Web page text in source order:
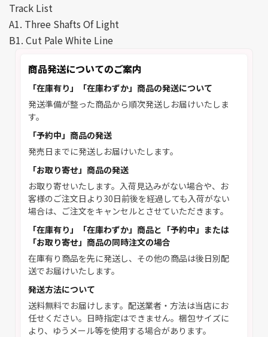
Track List
A1. Three Shafts Of Light
B1. Cut Pale White Line
商品発送についてのご案内
「在庫有り」「在庫わずか」商品の発送について
発送準備が整った商品から順次発送しお届けいたしま
す。
「予約中」商品の発送
発売日までに発送しお届けいたします。
「お取り寄せ」商品の発送
お取り寄せいたします。入荷見込みがない場合や、お
客様のご注文日より30日前後を経過しても入荷がない
場合は、ご注文をキャンセルとさせていただきます。
「在庫有り」「在庫わずか」商品と「予約中」または
「お取り寄せ」商品の同時注文の場合
在庫有り商品を先に発送し、その他の商品は後日別配
送でお届けいたします。
発送方法について
送料無料でお届けします。配送業者・方法は当店にお
任せください。日時指定はできません。梱包サイズに
より、ゆうメール等を使用する場合があります。